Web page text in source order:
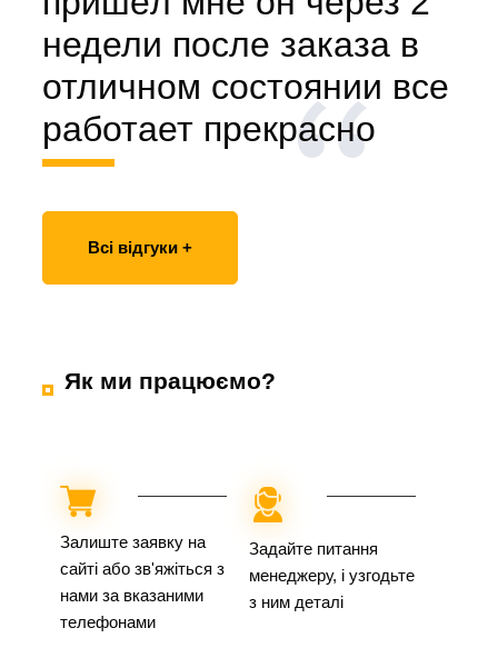
недели после заказа в
отличном состоянии все
работает прекрасно
Всі відгуки +
Як ми працюємо?
Залиште заявку на
сайті або зв'яжіться з
нами за вказаними
телефонами
Задайте питання
менеджеру, і узгодьте
з ним деталі